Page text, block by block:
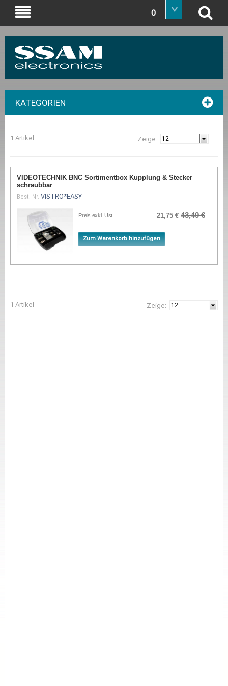
0
KATEGORIEN
1 Artikel Zeige:
VIDEOTECHNIK BNC Sortimentbox Kupplung & Stecker
schraubbar
Best.-Nr. VISTRO*EASY
Preis exkl. Ust. 21,75 € 43,49 €
Zum Warenkorb hinzufügen
1 Artikel Zeige: